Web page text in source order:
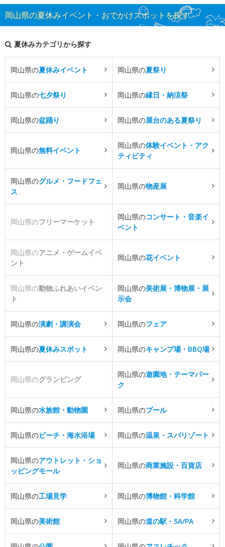
岡山県の夏休みイベント・おでかけスポットを探す
夏休みカテゴリから探す
岡山県の夏休みイベント 岡山県の夏祭り
岡山県の七夕祭り 岡山県の縁日・納涼祭
岡山県の盆踊り 岡山県の屋台のある夏祭り
岡山県の無料イベント
岡山県の体験イベント・アク
ティビティ
岡山県のグルメ・フードフェ
ス
岡山県の物産展
岡山県のフリーマーケット
岡山県のコンサート・音楽イ
ベント
岡山県のアニメ・ゲームイベ
ント
岡山県の花イベント
岡山県の動物ふれあいイベン
ト
岡山県の美術展・博物展・展
示会
岡山県の演劇・講演会 岡山県のフェア
岡山県の夏休みスポット 岡山県のキャンプ場・BBQ場
岡山県のグランピング
岡山県の遊園地・テーマパー
ク
岡山県の水族館・動物園 岡山県のプール
岡山県のビーチ・海水浴場 岡山県の温泉・スパリゾート
岡山県のアウトレット・ショ
ッピングモール
岡山県の商業施設・百貨店
岡山県の工場見学 岡山県の博物館・科学館
岡山県の美術館 岡山県の道の駅・SA/PA